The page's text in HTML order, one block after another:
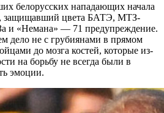
белорусских нападающих начала
, защищавший цвета БАТЭ, МТЗ-
и «Немана» — 71 предупреждение.
дело не с грубиянами в прямом
до мозга костей, которые из-
на борьбу не всегда были в
эмоции.